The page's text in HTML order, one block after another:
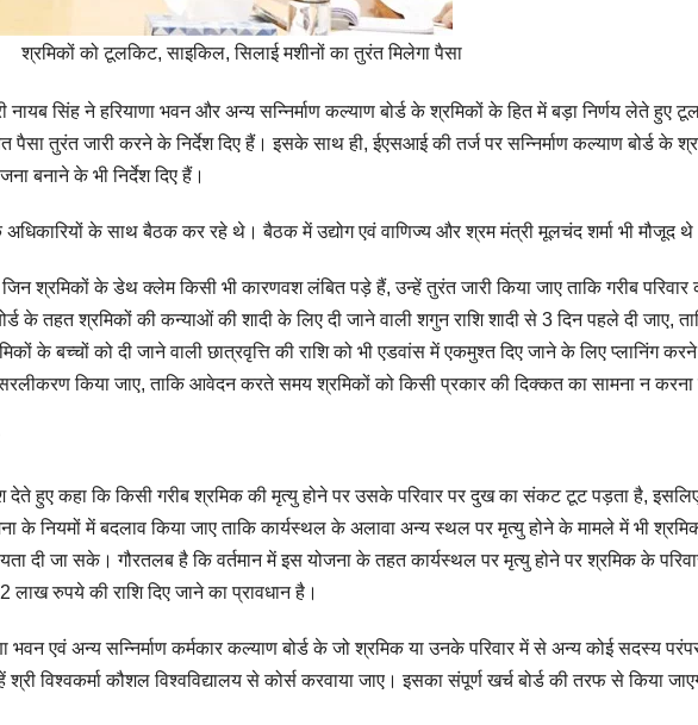
श्रमिकों को टूलकिट, साइकिल, सिलाई मशीनों का तुरंत मिलेगा पैसा
सिंह ने हरियाणा भवन और अन्य सन्निर्माण कल्याण बोर्ड के श्रमिकों के हित में बड़ा निर्णय लेते हुए
पैसा तुरंत जारी करने के निर्देश दिए हैं। इसके साथ ही, ईएसआई की तर्ज पर सन्निर्माण कल्याण बोर्ड के
बनाने के भी निर्देश दिए हैं।
के साथ बैठक कर रहे थे। बैठक में उद्योग एवं वाणिज्य और श्रम मंत्री मूलचंद शर्मा भी मौजूद
श्रमिकों के डेथ क्लेम किसी भी कारणवश लंबित पड़े हैं, उन्हें तुरंत जारी किया जाए ताकि गरीब परिवार
के तहत श्रमिकों की कन्याओं की शादी के लिए दी जाने वाली शगुन राशि शादी से 3 दिन पहले दी जाए,
के बच्चों को दी जाने वाली छात्रवृत्ति की राशि को भी एडवांस में एकमुश्त दिए जाने के लिए प्लानिंग
सरलीकरण किया जाए, ताकि आवेदन करते समय श्रमिकों को किसी प्रकार की दिक्कत का सामना न
हुए कहा कि किसी गरीब श्रमिक की मृत्यु होने पर उसके परिवार पर दुख का संकट टूट पड़ता है,
के नियमों में बदलाव किया जाए ताकि कार्यस्थल के अलावा अन्य स्थल पर मृत्यु होने के मामले में भी
दी जा सके। गौरतलब है कि वर्तमान में इस योजना के तहत कार्यस्थल पर मृत्यु होने पर श्रमिक के
रुपये की राशि दिए जाने का प्रावधान है।
एवं अन्य सन्निर्माण कर्मकार कल्याण बोर्ड के जो श्रमिक या उनके परिवार में से अन्य कोई सदस्य
श्री विश्वकर्मा कौशल विश्वविद्यालय से कोर्स करवाया जाए। इसका संपूर्ण खर्च बोर्ड की तरफ से किया